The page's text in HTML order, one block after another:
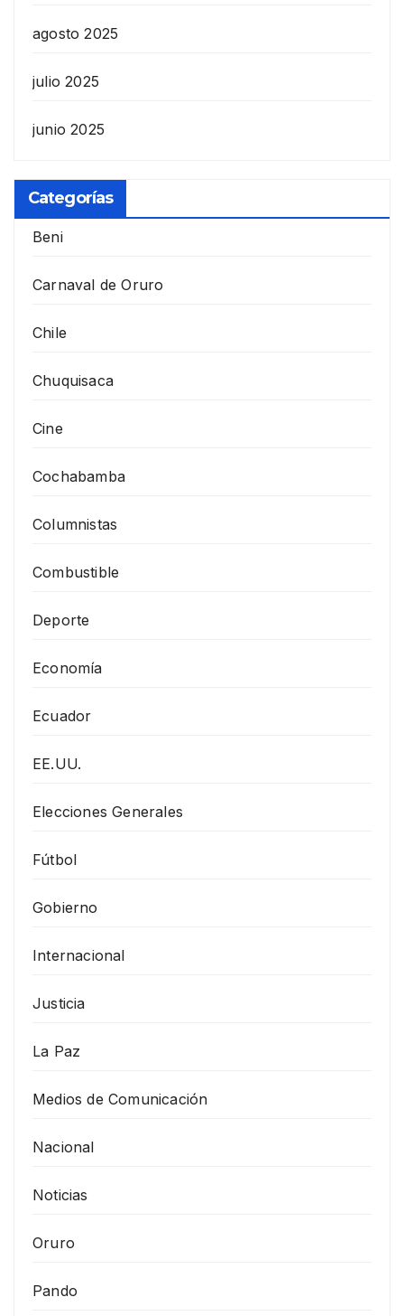
agosto 2025
julio 2025
junio 2025
Categorías
Beni
Carnaval de Oruro
Chile
Chuquisaca
Cine
Cochabamba
Columnistas
Combustible
Deporte
Economía
Ecuador
EE.UU.
Elecciones Generales
Fútbol
Gobierno
Internacional
Justicia
La Paz
Medios de Comunicación
Nacional
Noticias
Oruro
Pando